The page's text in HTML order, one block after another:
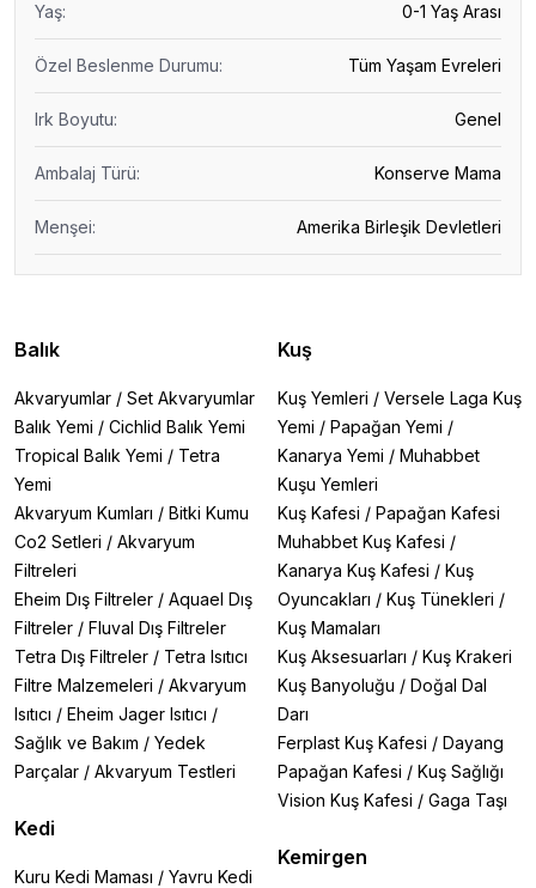
Yaş: 0-1 Yaş Arası
Özel Beslenme Durumu: Tüm Yaşam Evreleri
Irk Boyutu: Genel
Ambalaj Türü: Konserve Mama
Menşei: Amerika Birleşik Devletleri
Balık
Akvaryumlar / Set Akvaryumlar
Balık Yemi / Cichlid Balık Yemi
Tropical Balık Yemi / Tetra
Yemi
Akvaryum Kumları / Bitki Kumu
Co2 Setleri / Akvaryum
Filtreleri
Eheim Dış Filtreler / Aquael Dış
Filtreler / Fluval Dış Filtreler
Tetra Dış Filtreler / Tetra Isıtıcı
Filtre Malzemeleri / Akvaryum
Isıtıcı / Eheim Jager Isıtıcı /
Sağlık ve Bakım / Yedek
Parçalar / Akvaryum Testleri
Kedi
Kuru Kedi Maması / Yavru Kedi
Kuş
Kuş Yemleri / Versele Laga Kuş
Yemi / Papağan Yemi /
Kanarya Yemi / Muhabbet
Kuşu Yemleri
Kuş Kafesi / Papağan Kafesi
Muhabbet Kuş Kafesi /
Kanarya Kuş Kafesi / Kuş
Oyuncakları / Kuş Tünekleri /
Kuş Mamaları
Kuş Aksesuarları / Kuş Krakeri
Kuş Banyoluğu / Doğal Dal
Darı
Ferplast Kuş Kafesi / Dayang
Papağan Kafesi / Kuş Sağlığı
Vision Kuş Kafesi / Gaga Taşı
Kemirgen